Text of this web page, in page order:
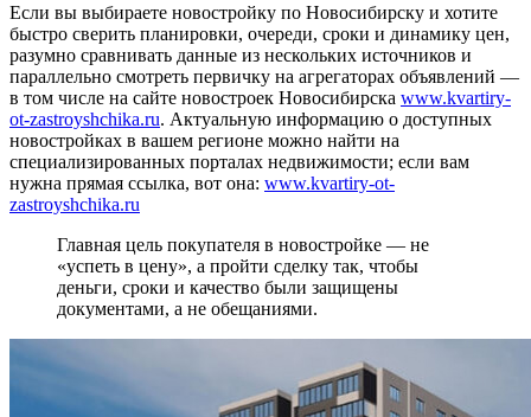
Если вы выбираете новостройку по Новосибирску и хотите
быстро сверить планировки, очереди, сроки и динамику цен,
разумно сравнивать данные из нескольких источников и
параллельно смотреть первичку на агрегаторах объявлений —
в том числе на сайте новостроек Новосибирска www.kvartiry-
ot-zastroyshchika.ru. Актуальную информацию о доступных
новостройках в вашем регионе можно найти на
специализированных порталах недвижимости; если вам
нужна прямая ссылка, вот она: www.kvartiry-ot-
zastroyshchika.ru
Главная цель покупателя в новостройке — не
«успеть в цену», а пройти сделку так, чтобы
деньги, сроки и качество были защищены
документами, а не обещаниями.